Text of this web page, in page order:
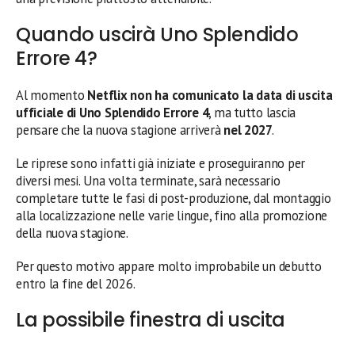
Quando uscirà Uno Splendido
Errore 4?
Al momento Netflix non ha comunicato la data di uscita
ufficiale di Uno Splendido Errore 4, ma tutto lascia
pensare che la nuova stagione arriverànel 2027.
Le riprese sono infatti già iniziate e proseguiranno per
diversi mesi. Una volta terminate, sarà necessario
completare tutte le fasi di post-produzione, dal montaggio
alla localizzazione nelle varie lingue, fino alla promozione
della nuova stagione.
Per questo motivo appare molto improbabile un debutto
entro la fine del 2026.
La possibile finestra di uscita